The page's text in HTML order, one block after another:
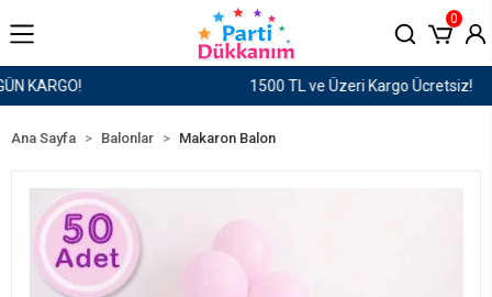
1500 TL ve Üzeri Kargo Ücretsiz!
0
Ana Sayfa Balonlar Makaron Balon